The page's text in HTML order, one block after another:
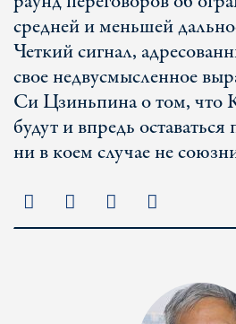
средней и меньшей
Четкий сигнал,
свое недвусмысленное
Си Цзиньпина о том, что
будут и впредь
ни в коем случае не